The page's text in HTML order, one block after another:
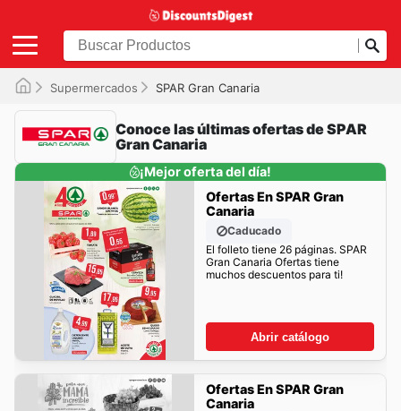
Supermercados SPAR Gran Canaria
Conoce las últimas ofertas de SPAR
Gran Canaria
¡Mejor oferta del día!
Ofertas En SPAR Gran
Canaria
Caducado
El folleto tiene 26 páginas. SPAR
Gran Canaria Ofertas tiene
muchos descuentos para ti!
Abrir catálogo
Ofertas En SPAR Gran
Canaria